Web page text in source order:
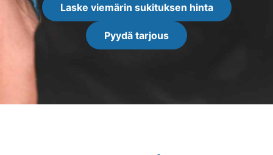
Laske viemärin sukituksen hinta
Pyydä tarjous